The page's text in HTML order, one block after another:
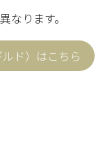
なります。
ド）はこちら